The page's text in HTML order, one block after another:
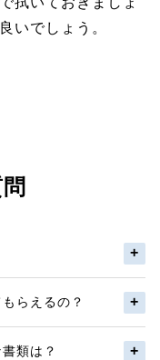
いでしょう。
らえるの？
類は？